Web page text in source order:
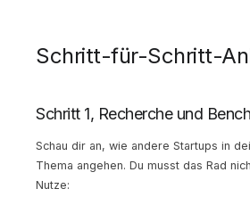
Schritt-für-Schritt-
Schritt 1, Recherche und
Schau dir an, wie andere Startups in
Thema angehen. Du musst das Rad
Nutze: